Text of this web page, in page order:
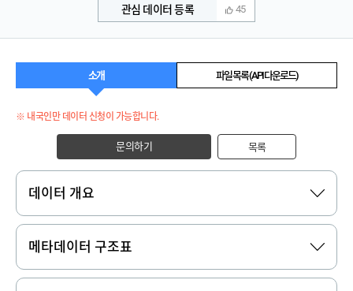
관심 데이터 등록 45
소개 파일 목록 (API 다운로드)
※ 내국인만 데이터 신청이 가능합니다.
문의하기 목록
데이터 개요
메타데이터 구조표